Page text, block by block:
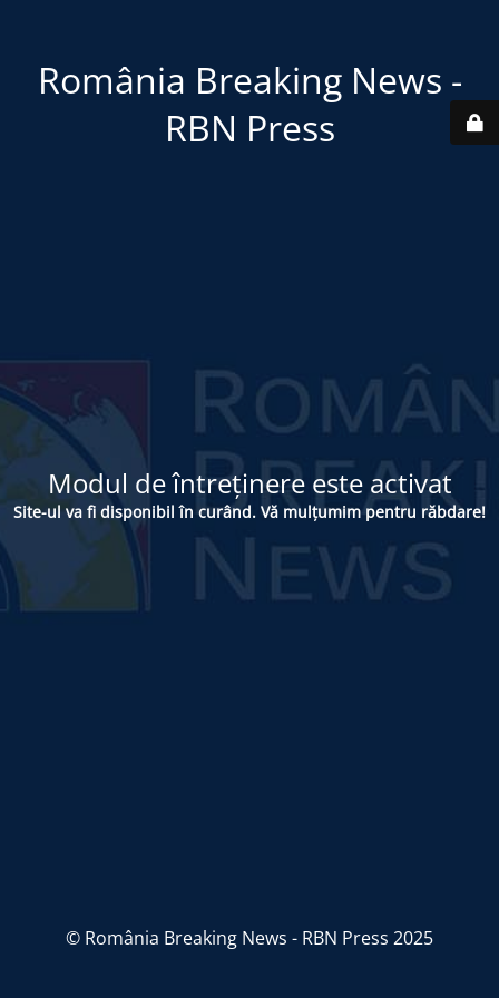
România Breaking News -
RBN Press
Modul de întreținere este activat
Site-ul va fi disponibil în curând. Vă mulțumim pentru răbdare!
© România Breaking News - RBN Press 2025